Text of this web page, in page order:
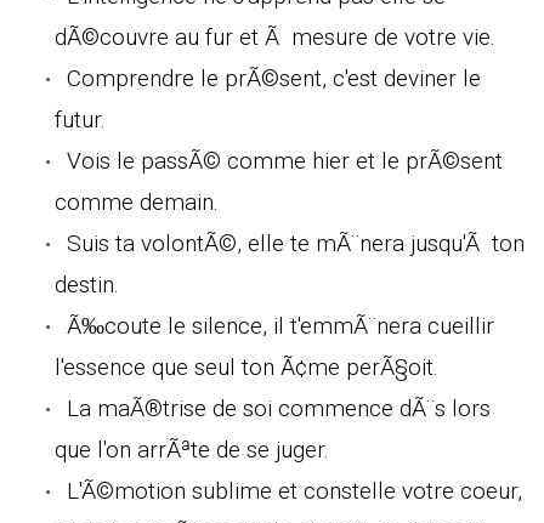
dÃ©couvre au fur et Ã mesure de votre vie.
Comprendre le prÃ©sent, c'est deviner le
futur.
Vois le passÃ© comme hier et le prÃ©sent
comme demain.
Suis ta volontÃ©, elle te mÃ¨nera jusqu'Ã ton
destin.
Ã‰coute le silence, il t'emmÃ¨nera cueillir
l'essence que seul ton Ã¢me perÃ§oit.
La maÃ®trise de soi commence dÃ¨s lors
que l'on arrÃªte de se juger.
L'Ã©motion sublime et constelle votre coeur,